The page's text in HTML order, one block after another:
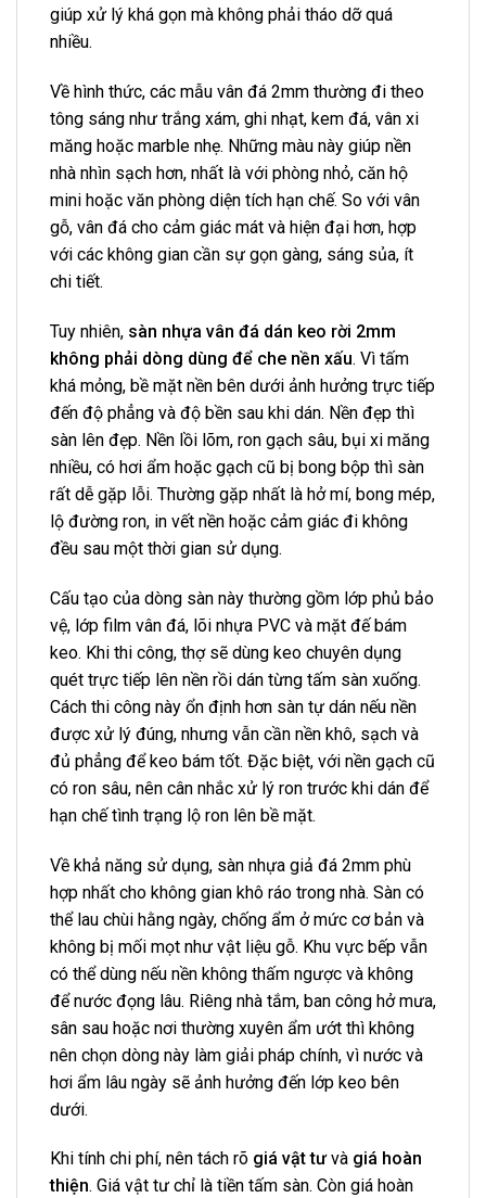
giúp xử lý khá gọn mà không phải tháo dỡ quá
nhiều.
Về hình thức, các mẫu vân đá 2mm thường đi theo
tông sáng như trắng xám, ghi nhạt, kem đá, vân xi
măng hoặc marble nhẹ. Những màu này giúp nền
nhà nhìn sạch hơn, nhất là với phòng nhỏ, căn hộ
mini hoặc văn phòng diện tích hạn chế. So với vân
gỗ, vân đá cho cảm giác mát và hiện đại hơn, hợp
với các không gian cần sự gọn gàng, sáng sủa, ít
chi tiết.
Tuy nhiên, sàn nhựa vân đá dán keo rời 2mm
không phải dòng dùng để che nền xấu. Vì tấm
khá mỏng, bề mặt nền bên dưới ảnh hưởng trực tiếp
đến độ phẳng và độ bền sau khi dán. Nền đẹp thì
sàn lên đẹp. Nền lồi lõm, ron gạch sâu, bụi xi măng
nhiều, có hơi ẩm hoặc gạch cũ bị bong bộp thì sàn
rất dễ gặp lỗi. Thường gặp nhất là hở mí, bong mép,
lộ đường ron, in vết nền hoặc cảm giác đi không
đều sau một thời gian sử dụng.
Cấu tạo của dòng sàn này thường gồm lớp phủ bảo
vệ, lớp film vân đá, lõi nhựa PVC và mặt đế bám
keo. Khi thi công, thợ sẽ dùng keo chuyên dụng
quét trực tiếp lên nền rồi dán từng tấm sàn xuống.
Cách thi công này ổn định hơn sàn tự dán nếu nền
được xử lý đúng, nhưng vẫn cần nền khô, sạch và
đủ phẳng để keo bám tốt. Đặc biệt, với nền gạch cũ
có ron sâu, nên cân nhắc xử lý ron trước khi dán để
hạn chế tình trạng lộ ron lên bề mặt.
Về khả năng sử dụng, sàn nhựa giả đá 2mm phù
hợp nhất cho không gian khô ráo trong nhà. Sàn có
thể lau chùi hằng ngày, chống ẩm ở mức cơ bản và
không bị mối mọt như vật liệu gỗ. Khu vực bếp vẫn
có thể dùng nếu nền không thấm ngược và không
để nước đọng lâu. Riêng nhà tắm, ban công hở mưa,
sân sau hoặc nơi thường xuyên ẩm ướt thì không
nên chọn dòng này làm giải pháp chính, vì nước và
hơi ẩm lâu ngày sẽ ảnh hưởng đến lớp keo bên
dưới.
Khi tính chi phí, nên tách rõ giá vật tưvà giá hoàn
thiện. Giá vật tư chỉ là tiền tấm sàn. Còn giá hoàn